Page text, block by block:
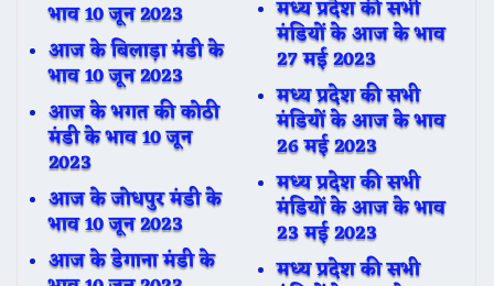
भाव 10 जून 2023
आज के बिलाड़ा मंडी के
भाव 10 जून 2023
आज के भगत की कोठी
मंडी के भाव 10 जून
2023
आज के जोधपुर मंडी के
भाव 10 जून 2023
आज के डेगाना मंडी के
मध्य प्रदेश की सभी
मंडियों के आज के भाव
27 मई 2023
मध्य प्रदेश की सभी
मंडियों के आज के भाव
26 मई 2023
मध्य प्रदेश की सभी
मंडियों के आज के भाव
23 मई 2023
मध्य प्रदेश की सभी